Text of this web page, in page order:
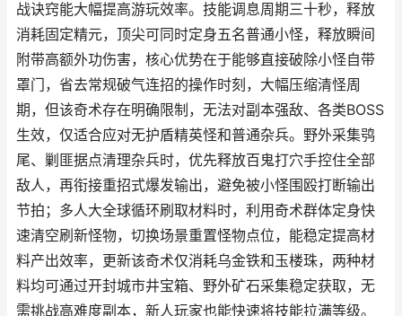
战诀窍能大幅提高游玩效率。技能调息周期三十秒，释放
消耗固定精元，顶尖可同时定身五名普通小怪，释放瞬间
附带高额外功伤害，核心优势在于能够直接破除小怪自带
罩门，省去常规破气连招的操作时刻，大幅压缩清怪周
期，但该奇术存在明确限制，无法对副本强敌、各类BOSS
生效，仅适合应对无护盾精英怪和普通杂兵。野外采集鸮
尾、剿匪据点清理杂兵时，优先释放百鬼打穴手控住全部
敌人，再衔接重招式爆发输出，避免被小怪围殴打断输出
节拍；多人大全球循环刷取材料时，利用奇术群体定身快
速清空刷新怪物，切换场景重置怪物点位，能稳定提高材
料产出效率，更新该奇术仅消耗乌金铁和玉楼珠，两种材
料均可通过开封城市井宝箱、野外矿石采集稳定获取，无
需挑战高难度副本，新人玩家也能快速将技能拉满等级。